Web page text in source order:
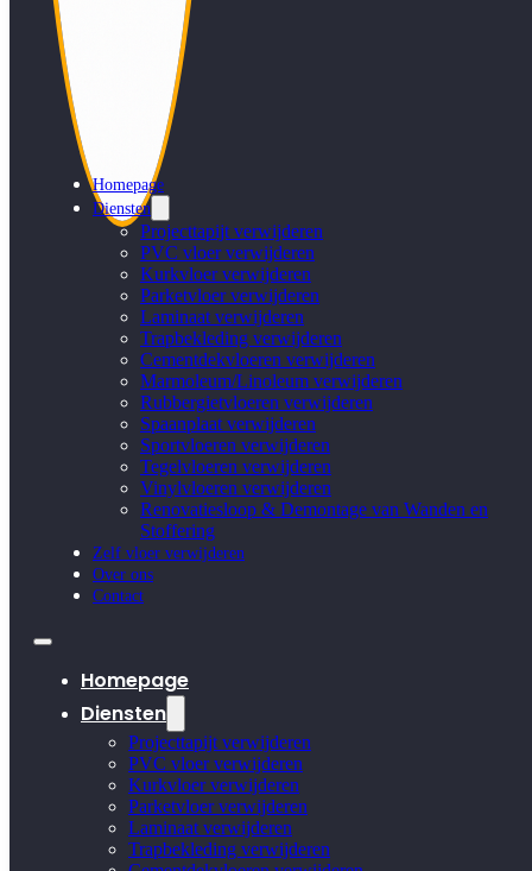
Homepage
Diensten
Projecttapijt verwijderen
PVC vloer verwijderen
Kurkvloer verwijderen
Parketvloer verwijderen
Laminaat verwijderen
Trapbekleding verwijderen
Cementdekvloeren verwijderen
Marmoleum/Linoleum verwijderen
Rubbergietvloeren verwijderen
Spaanplaat verwijderen
Sportvloeren verwijderen
Tegelvloeren verwijderen
Vinylvloeren verwijderen
Renovatiesloop & Demontage van Wanden en
Stoffering
Zelf vloer verwijderen
Over ons
Contact
Homepage
Diensten
Projecttapijt verwijderen
PVC vloer verwijderen
Kurkvloer verwijderen
Parketvloer verwijderen
Laminaat verwijderen
Trapbekleding verwijderen